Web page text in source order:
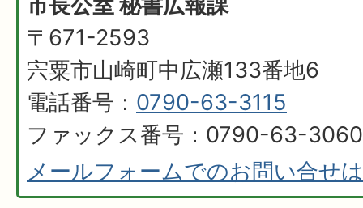
市長公室 秘書広報課
〒671-2593
宍粟市山崎町中広瀬133番地6
電話番号： 0790-63-3115
ファックス番号：0790-63-3060
メールフォームでのお問い合せ